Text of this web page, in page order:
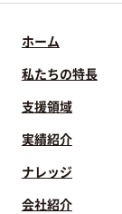
ホーム
私たちの特長
支援領域
実績紹介
ナレッジ
会社紹介